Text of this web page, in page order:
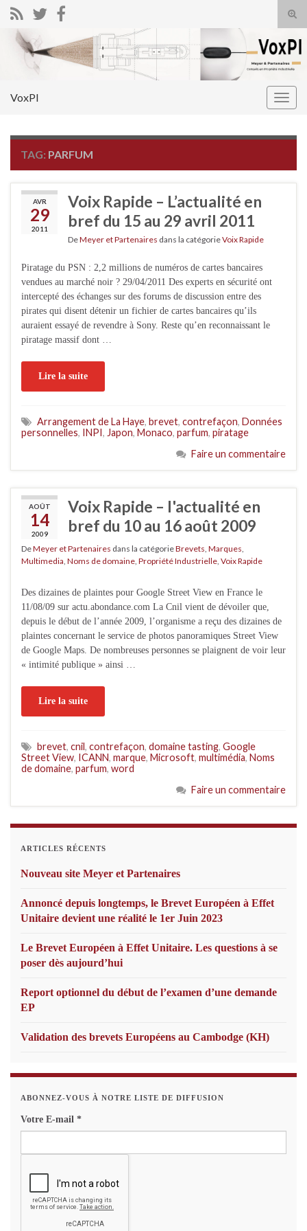
Search for:
VoxPI
TAG: PARFUM
AVR
29
2011
Voix Rapide – L’actualité en
bref du 15 au 29 avril 2011
DeMeyer et Partenaires dans la catégorieVoix Rapide
Piratage du PSN : 2,2 millions de numéros de cartes bancaires
vendues au marché noir ? 29/04/2011 Des experts en sécurité ont
intercepté des échanges sur des forums de discussion entre des
pirates qui disent détenir un fichier de cartes bancaires qu’ils
auraient essayé de revendre à Sony. Reste qu’en reconnaissant le
piratage massif dont …
Lire la suite
Arrangement de La Haye, brevet, contrefaçon, Données
personnelles, INPI, Japon, Monaco, parfum, piratage
Faire un commentaire
AOÛT
14
2009
Voix Rapide – l'actualité en
bref du 10 au 16 août 2009
DeMeyer et Partenaires dans la catégorieBrevets Marques
Multimedia Noms de domaine Propriété Industrielle Voix Rapide
Des dizaines de plaintes pour Google Street View en France le
11/08/09 sur actu.abondance.com La Cnil vient de dévoiler que,
depuis le début de l’année 2009, l’organisme a reçu des dizaines de
plaintes concernant le service de photos panoramiques Street View
de Google Maps. De nombreuses personnes se plaignent de voir leur
« intimité publique » ainsi …
Lire la suite
brevet, cnil, contrefaçon, domaine tasting, Google
Street View, ICANN, marque, Microsoft, multimédia, Noms
de domaine, parfum, word
Faire un commentaire
ARTICLES RÉCENTS
Nouveau site Meyer et Partenaires
Annoncé depuis longtemps, le Brevet Européen à Effet
Unitaire devient une réalité le 1er Juin 2023
Le Brevet Européen à Effet Unitaire. Les questions à se
poser dès aujourd’hui
Report optionnel du début de l’examen d’une demande
EP
Validation des brevets Européens au Cambodge (KH)
ABONNEZ-VOUS À NOTRE LISTE DE DIFFUSION
Votre E-mail *